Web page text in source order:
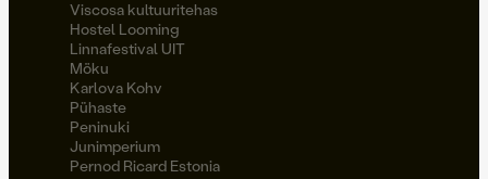
Viscosa kultuuritehas
Hostel Looming
Linnafestival UIT
Möku
Karlova Kohv
Pühaste
Peninuki
Junimperium
Pernod Ricard Estonia